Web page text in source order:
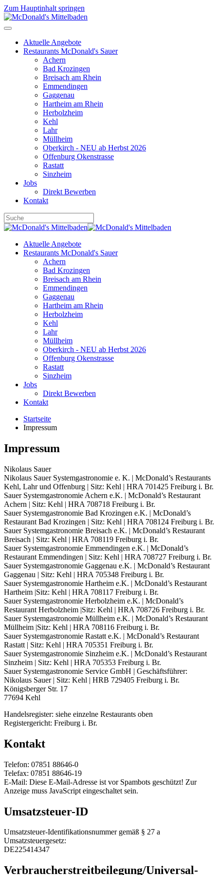
Zum Hauptinhalt springen
Aktuelle Angebote
Restaurants McDonald's Sauer
Achern
Bad Krozingen
Breisach am Rhein
Emmendingen
Gaggenau
Hartheim am Rhein
Herbolzheim
Kehl
Lahr
Müllheim
Oberkirch - NEU ab Herbst 2026
Offenburg Okenstrasse
Rastatt
Sinzheim
Jobs
Direkt Bewerben
Kontakt
Aktuelle Angebote
Restaurants McDonald's Sauer
Achern
Bad Krozingen
Breisach am Rhein
Emmendingen
Gaggenau
Hartheim am Rhein
Herbolzheim
Kehl
Lahr
Müllheim
Oberkirch - NEU ab Herbst 2026
Offenburg Okenstrasse
Rastatt
Sinzheim
Jobs
Direkt Bewerben
Kontakt
Startseite
Impressum
Impressum
Nikolaus Sauer
Nikolaus Sauer Systemgastronomie e. K. | McDonald’s Restaurants
Kehl, Lahr und Offenburg | Sitz: Kehl | HRA 701425 Freiburg i. Br.
Sauer Systemgastronomie Achern e.K. | McDonald’s Restaurant
Achern | Sitz: Kehl | HRA 708718 Freiburg i. Br.
Sauer Systemgastronomie Bad Krozingen e.K. | McDonald’s
Restaurant Bad Krozingen | Sitz: Kehl | HRA 708124 Freiburg i. Br.
Sauer Systemgastronomie Breisach e.K. | McDonald’s Restaurant
Breisach | Sitz: Kehl | HRA 708119 Freiburg i. Br.
Sauer Systemgastronomie Emmendingen e.K. | McDonald’s
Restaurant Emmendingen | Sitz: Kehl | HRA 708727 Freiburg i. Br.
Sauer Systemgastronomie Gaggenau e.K. | McDonald’s Restaurant
Gaggenau | Sitz: Kehl | HRA 705348 Freiburg i. Br.
Sauer Systemgastronomie Hartheim e.K. | McDonald’s Restaurant
Hartheim |Sitz: Kehl | HRA 708117 Freiburg i. Br.
Sauer Systemgastronomie Herbolzheim e.K. | McDonald’s
Restaurant Herbolzheim |Sitz: Kehl | HRA 708726 Freiburg i. Br.
Sauer Systemgastronomie Müllheim e.K. | McDonald’s Restaurant
Müllheim |Sitz: Kehl | HRA 708116 Freiburg i. Br.
Sauer Systemgastronomie Rastatt e.K. | McDonald’s Restaurant
Rastatt | Sitz: Kehl | HRA 705351 Freiburg i. Br.
Sauer Systemgastronomie Sinzheim e.K. | McDonald’s Restaurant
Sinzheim | Sitz: Kehl | HRA 705353 Freiburg i. Br.
Sauer Systemgastronomie Service GmbH | Geschäftsführer:
Nikolaus Sauer | Sitz: Kehl | HRB 729405 Freiburg i. Br.
Königsberger Str. 17
77694 Kehl
Handelsregister: siehe einzelne Restaurants oben
Registergericht: Freiburg i. Br.
Kontakt
Telefon: 07851 88646-0
Telefax: 07851 88646-19
E-Mail: Diese E-Mail-Adresse ist vor Spambots geschützt! Zur
Anzeige muss JavaScript eingeschaltet sein.
Umsatzsteuer-ID
Umsatzsteuer-Identifikationsnummer gemäß § 27 a
Umsatzsteuergesetz:
DE225414347
Verbraucher­streit­beilegung/Universal­